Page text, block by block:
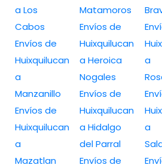
a Los
Cabos
Envíos de
Huixquilucan
a
Manzanillo
Envíos de
Huixquilucan
a
Mazatlan
Matamoros
Envíos de
Huixquilucan
a Heroica
Nogales
Envíos de
Huixquilucan
a Hidalgo
del Parral
Envíos de
a
a